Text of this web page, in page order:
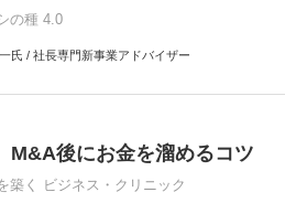
の種 4.0
氏 / 社長専門新事業アドバイザー
後にお金を溜めるコツ
築く ビジネス・クリニック